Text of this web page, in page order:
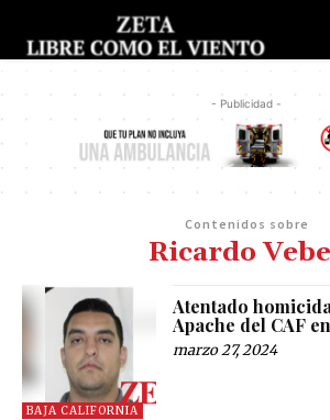
- Publicidad -
Contenidos sobre
Ricardo
BAJA CALIFORNIA
Atentado
Apache del CAF
marzo 27, 2024